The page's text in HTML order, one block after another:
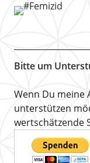
Bitte um
Wenn Du meine
unterstützen
wertschätzende